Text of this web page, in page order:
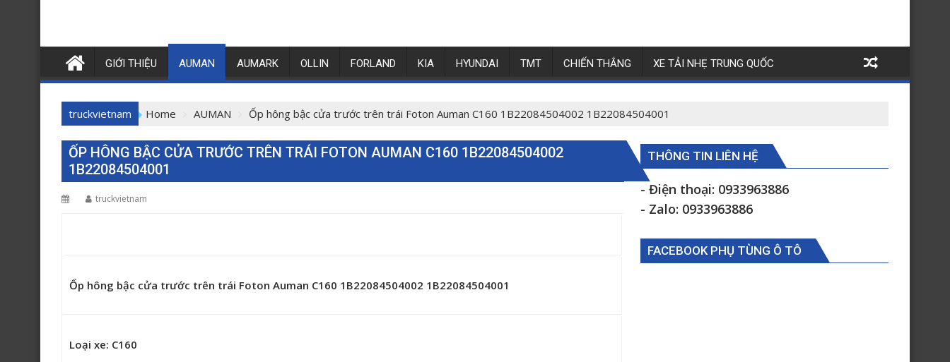
GIỚI THIỆU AUMAN AUMARK OLLIN FORLAND KIA HYUNDAI TMT CHIẾN THẮNG XE TẢI NHẸ TRUNG QUỐC
truckvietnam Home AUMAN Ốp hông bậc cửa trước trên trái Foton Auman C160 1B22084504002 1B22084504001
ỐP HÔNG BẬC CỬA TRƯỚC TRÊN TRÁI FOTON AUMAN C160 1B22084504002
1B22084504001
truckvietnam
Ốp hông bậc cửa trước trên trái Foton Auman C160 1B22084504002 1B22084504001
Loại xe: C160
THÔNG TIN LIÊN HỆ
- Điện thoại: 0933963886
- Zalo: 0933963886
FACEBOOK PHỤ TÙNG Ô TÔ